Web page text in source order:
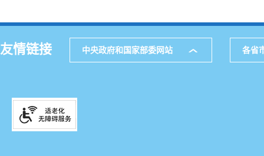
友情链接 中央政府和国家部委网站 各省